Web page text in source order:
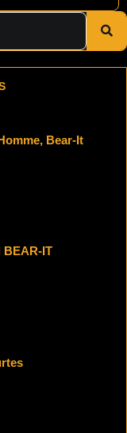
Bear-It
BEAR-IT